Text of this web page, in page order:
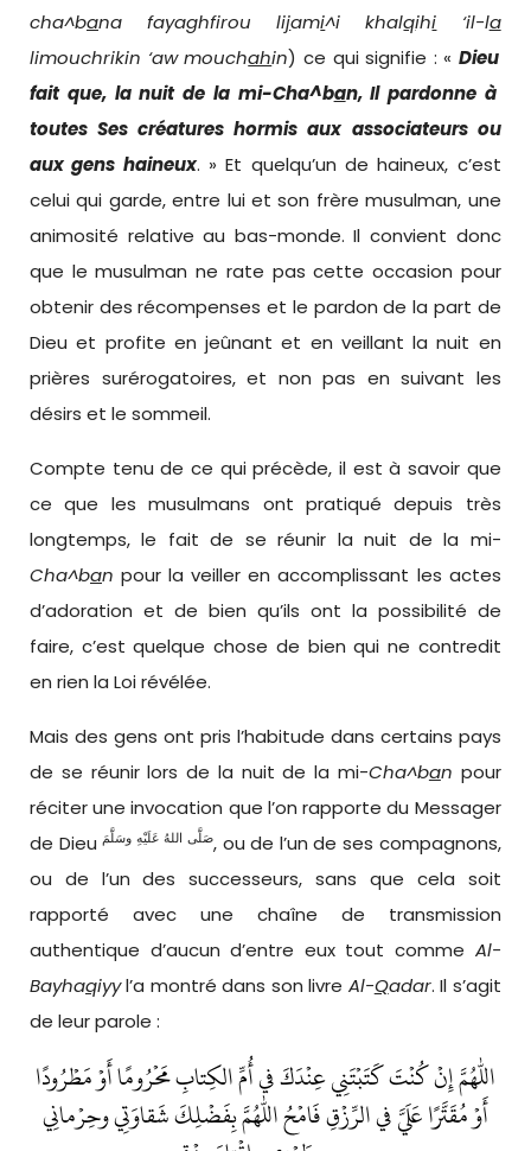
cha^bana fayaghfirou lijami^i khalqihi ‘il-la
limouchrikin ‘aw mouchahin) ce qui signifie : « Dieu
fait que, la nuit de la mi-Cha^ban, Il pardonne à
toutes Ses créatures hormis aux associateurs ou
aux gens haineux. » Et quelqu’un de haineux, c’est
celui qui garde, entre lui et son frère musulman, une
animosité relative au bas-monde. Il convient donc
que le musulman ne rate pas cette occasion pour
obtenir des récompenses et le pardon de la part de
Dieu et profite en jeûnant et en veillant la nuit en
prières surérogatoires, et non pas en suivant les
désirs et le sommeil.
Compte tenu de ce qui précède, il est à savoir que
ce que les musulmans ont pratiqué depuis très
longtemps, le fait de se réunir la nuit de la mi-
Cha^banpour la veiller en accomplissant les actes
d’adoration et de bien qu’ils ont la possibilité de
faire, c’est quelque chose de bien qui ne contredit
en rien la Loi révélée.
Mais des gens ont pris l’habitude dans certains pays
de se réunir lors de la nuit de la mi-Cha^ban pour
réciter une invocation que l’on rapporte du Messager
de Dieuصَلَّى اللهُ عَلَيْهِ وسَلَّمَ, ou de l’un de ses compagnons,
ou de l’un des successeurs, sans que cela soit
rapporté avec une chaîne de transmission
authentique d’aucun d’entre eux tout comme Al-
Bayhaqiyyl’a montré dans son livre Al-Qadar. Il s’agit
de leur parole :
اللهم إِنْ كُنْتَ كَتَبْتَنِي عِنْدَكَ في أُمِّ الكِتابِ مَحْرُومًا أَوْ مَطْرُودًا
أَوْ مُقَتَّرًا عَلَيَّ في الرِّزْقِ فَامْحُ اللهم بِفَضْلِكَ شَقاوَتِي وحِرْمانِي